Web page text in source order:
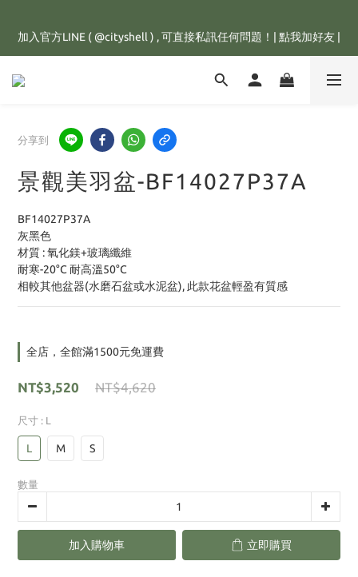
25元購物金💰
加入官方LINE ( @cityshell ) , 可直接私訊任何問題！| 點我加好友 |
超取有重量限制，超重訂單會進行拆單程序，並多增收65元拆單費
全館滿1500元，訂單即享免運優惠，新註冊會員，還可立即獲得
25元購物金💰
分享到
景觀美羽盆-BF14027P37A
BF14027P37A
灰黑色
材質 : 氧化鎂+玻璃纖維
耐寒-20°C 耐高溫50°C
相較其他盆器(水磨石盆或水泥盆), 此款花盆輕盈有質感
全店，全館滿1500元免運費
NT$4,620
NT$3,520
尺寸 : L
L M S
數量
加入購物車 立即購買